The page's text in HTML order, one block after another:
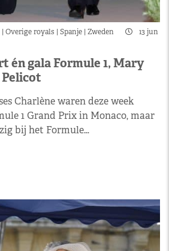
Overige royals Spanje Zweden
13 jun
én gala Formule 1, Mary
Charlène waren deze week
1 Grand Prix in Monaco, maar
bij het Formule…